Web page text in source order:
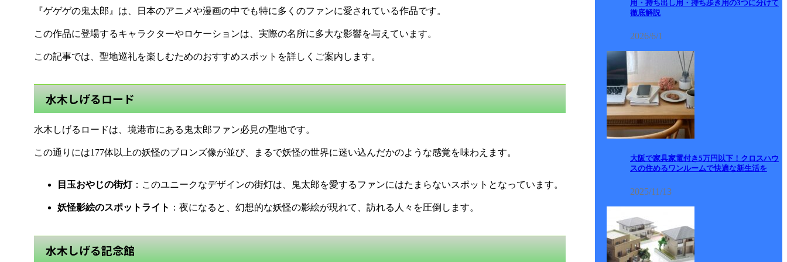
『ゲゲゲの鬼太郎』は、日本のアニメや漫画の中でも特に多くのファンに愛されている作品です。
この作品に登場するキャラクターやロケーションは、実際の名所に多大な影響を与えています。
この記事では、聖地巡礼を楽しむためのおすすめスポットを詳しくご案内します。
水木しげるロード
水木しげるロードは、境港市にある鬼太郎ファン必見の聖地です。
この通りには177体以上の妖怪のブロンズ像が並び、まるで妖怪の世界に迷い込んだかのような感覚を味わえます。
目玉おやじの街灯：このユニークなデザインの街灯は、鬼太郎を愛するファンにはたまらないスポットとなっています。
妖怪影絵のスポットライト ：夜になると、幻想的な妖怪の影絵が現れて、訪れる人々を圧倒します。
水木しげる記念館
用・持ち出し用・持ち歩き用の3つに分けて
徹底解説
2026/6/1
大阪で家具家電付き5万円以下！クロスハウ
スの住めるワンルームで快適な新生活を
2025/11/13